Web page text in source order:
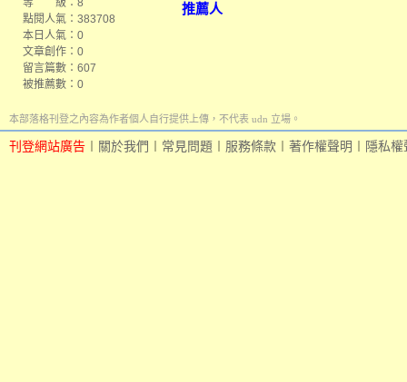
等 級：8
點閱人氣：383708
本日人氣：0
文章創作：0
留言篇數：607
被推薦數： 0
推薦人
本部落格刊登之內容為作者個人自行提供上傳，不代表 udn 立場。
刊登網站廣告 關於我們 常見問題 服務條款 著作權聲明 隱私權